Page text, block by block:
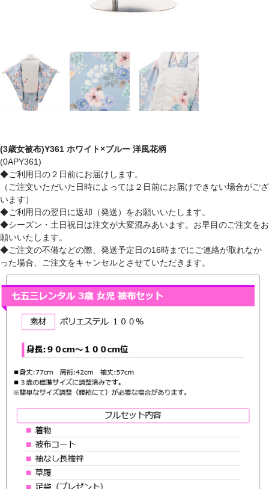
(3歳女被布)Y361 ホワイト×ブルー 洋風花柄
(0APY361)
◆ご利用日の２日前にお届けします。
（ご注文いただいた日時によっては２日前にお届けできない場合がござ
います）
◆ご利用日の翌日に返却（発送）をお願いいたします。
◆シーズン・土日祝日は注文が大変混みあいます。お早目のご注文をお
願いいたします。
◆ご注文の不備などの際、発送予定日の16時までにご連絡が取れなか
った場合、ご注文をキャンセルとさせていただきます。